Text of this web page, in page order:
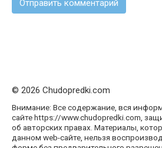
© 2026 Chudopredki.com
Внимание: Все содержание, вся
сайте https://www.chudopredki.com,
об авторских правах. Материалы,
данном web-сайте, нельзя